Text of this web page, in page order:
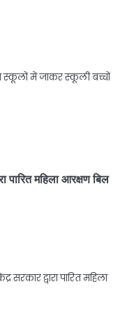
में जाकर स्कूली बच्चों
पारित महिला आरक्षण बिल
द्वारा पारित महिला